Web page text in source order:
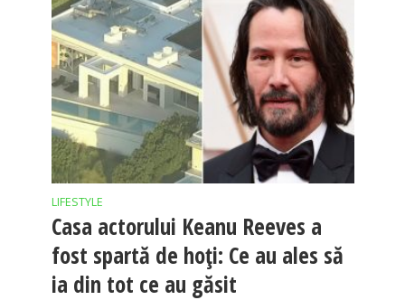
LIFESTYLE
Casa actorului Keanu Reeves a
fost spartă de hoți: Ce au ales să
ia din tot ce au găsit